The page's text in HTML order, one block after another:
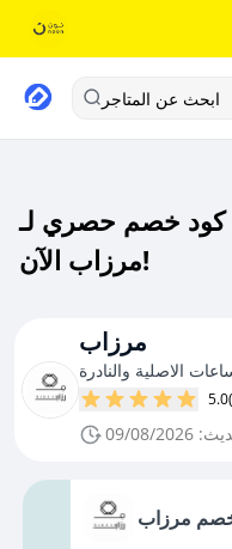
ابحث عن المتاجر
كود خصم حصري لـ
مرزاب الآن!
مرزاب
الاصلية والنادرة
5.0
08/2026
مرزاب